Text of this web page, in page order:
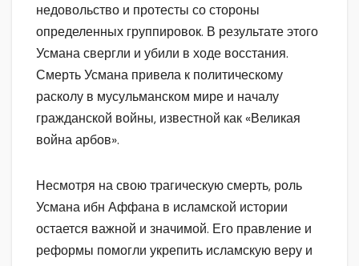
недовольство и протесты со стороны
определенных группировок. В результате этого
Усмана свергли и убили в ходе восстания.
Смерть Усмана привела к политическому
расколу в мусульманском мире и началу
гражданской войны, известной как «Великая
война арбов».
Несмотря на свою трагическую смерть, роль
Усмана ибн Аффана в исламской истории
остается важной и значимой. Его правление и
реформы помогли укрепить исламскую веру и